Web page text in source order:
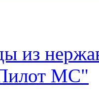
из
МС"